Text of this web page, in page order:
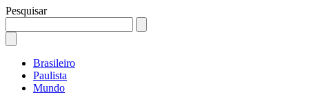
Pesquisar
Brasileiro
Paulista
Mundo